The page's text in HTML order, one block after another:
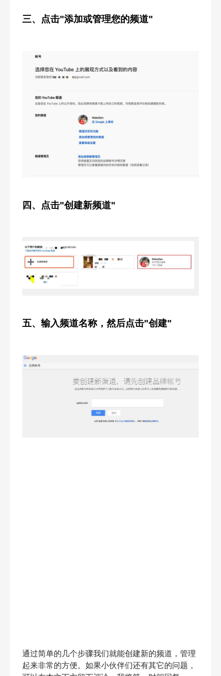
三、点击"添加或管理您的频道"
四、点击"创建新频道"
五、输入频道名称，然后点击"创建"
通过简单的几个步骤我们就能创建新的频道，管理
起来非常的方便。如果小伙伴们还有其它的问题，